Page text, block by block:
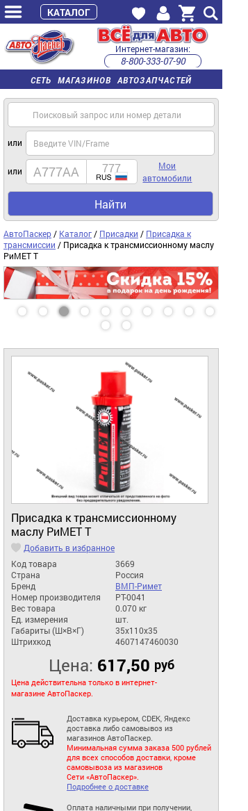
СЕТЬ МАГАЗИНОВ АВТОЗАПЧАСТЕЙ
Интернет-магазин:
8-800-333-07-90
часы работы с 9:00 до 22:00 (пн-пт)
или
или
Мои
автомобили
Найти
АвтоПаскер / Каталог / Присадки / Присадка к
трансмиссии / Присадка к трансмиссионному маслу
РиМЕТ Т
Присадка к трансмиссионному
маслу РиМЕТ Т
Добавить в избранное
Код товара
3669
Страна
Россия
Бренд
ВМП-Римет
Номер производителя
PT-0041
Вес товара
0.070 кг
Ед. измерения
шт.
Габариты (Ш×В×Г)
35x110x35
Штрихкод
4607147460030
Цена: 617,50 руб
Цена действительна только в интернет-
магазине АвтоПаскер.
Доставка курьером, CDEK, Яндекс
доставка либо самовывоз из
магазинов АвтоПаскер.
Минимальная сумма заказа 500 рублей
для всех способов доставки, кроме
самовывоза из магазинов
Сети «АвтоПаскер».
Подробнее о доставке
Оплата наличными при получении,
КАТАЛОГ